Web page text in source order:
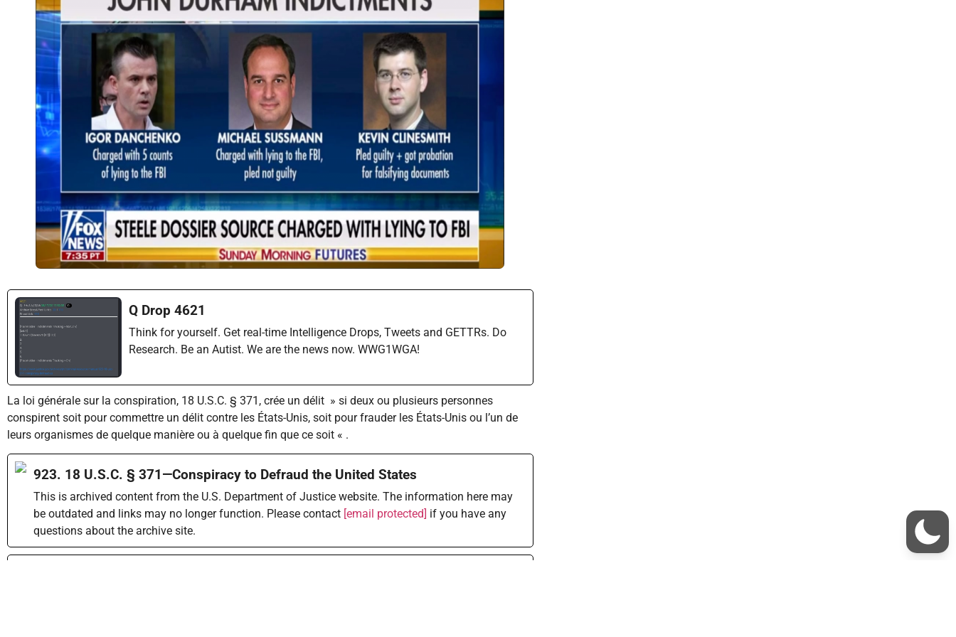
Q Drop 4621
Think for yourself. Get real-time Intelligence Drops, Tweets and GETTRs. Do
Research. Be an Autist. We are the news now. WWG1WGA!
La loi générale sur la conspiration, 18 U.S.C. § 371, crée un délit » si deux ou plusieurs personnes
conspirent soit pour commettre un délit contre les États-Unis, soit pour frauder les États-Unis ou l’un de
leurs organismes de quelque manière ou à quelque fin que ce soit « .
923. 18 U.S.C. § 371—Conspiracy to Defraud the United States
This is archived content from the U.S. Department of Justice website. The information here may
be outdated and links may no longer function. Please contact [email protected] if you have any
questions about the archive site.